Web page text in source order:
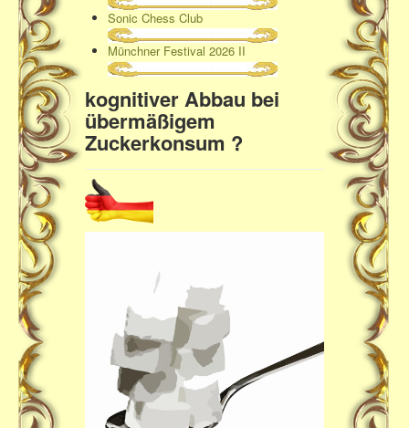
Sonic Chess Club
Münchner Festival 2026 II
kognitiver Abbau bei
übermäßigem
Zuckerkonsum ?